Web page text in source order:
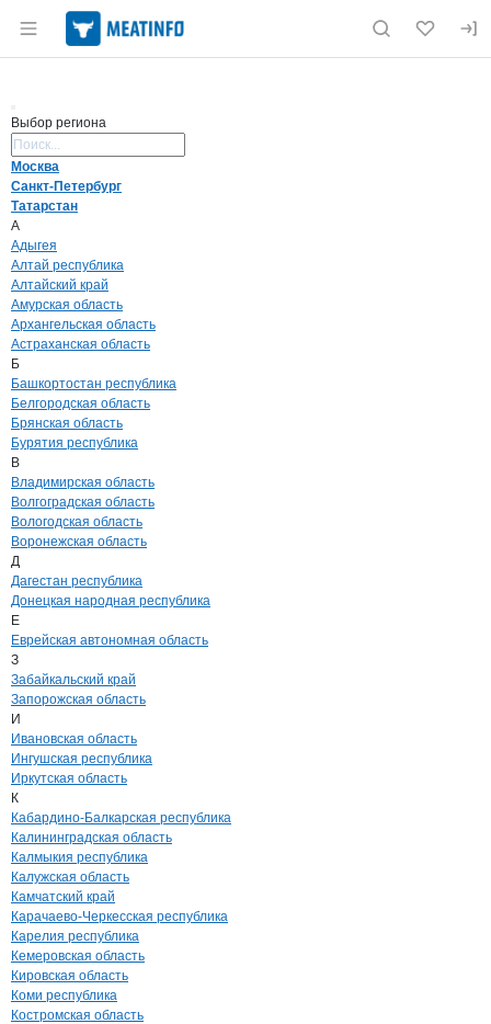
Раздел навигации по сайту meatinfo.ru
Выбор региона
Москва
Санкт-Петербург
Татарстан
А
Адыгея
Алтай республика
Алтайский край
Амурская область
Архангельская область
Астраханская область
Б
Башкортостан республика
Белгородская область
Брянская область
Бурятия республика
В
Владимирская область
Волгоградская область
Вологодская область
Воронежская область
Д
Дагестан республика
Донецкая народная республика
Е
Еврейская автономная область
З
Забайкальский край
Запорожская область
И
Ивановская область
Ингушская республика
Иркутская область
К
Кабардино-Балкарская республика
Калининградская область
Калмыкия республика
Калужская область
Камчатский край
Карачаево-Черкесская республика
Карелия республика
Кемеровская область
Кировская область
Коми республика
Костромская область